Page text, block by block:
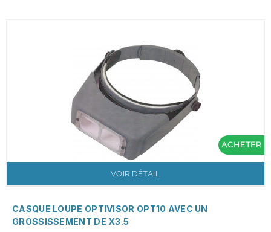
ACHETER
VOIR DÉTAIL
CASQUE LOUPE OPTIVISOR OPT10 AVEC UN
GROSSISSEMENT DE X3.5